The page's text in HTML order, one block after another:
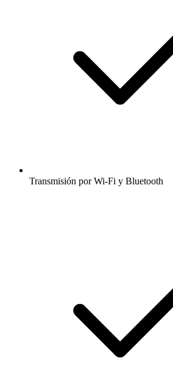
Transmisión por Wi-Fi y Bluetooth